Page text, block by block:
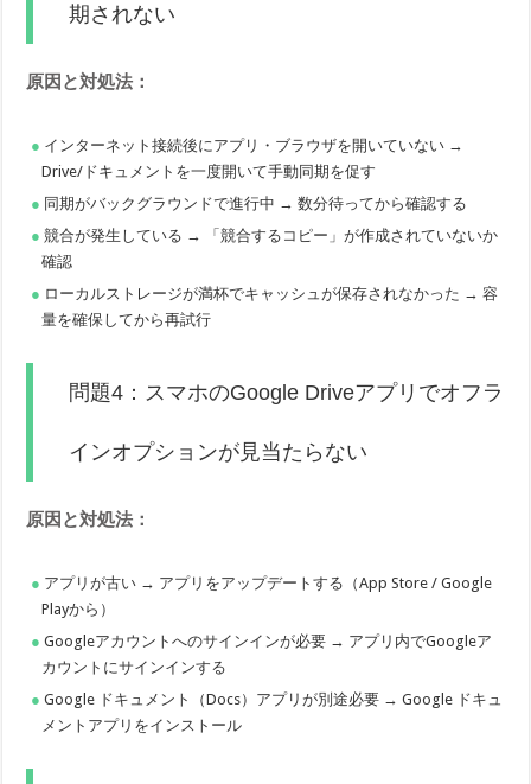
期されない
原因と対処法：
インターネット接続後にアプリ・ブラウザを開いていない →
Drive/ドキュメントを一度開いて手動同期を促す
同期がバックグラウンドで進行中 → 数分待ってから確認する
競合が発生している → 「競合するコピー」が作成されていないか
確認
ローカルストレージが満杯でキャッシュが保存されなかった → 容
量を確保してから再試行
問題4：スマホのGoogle Driveアプリでオフラ
インオプションが見当たらない
原因と対処法：
アプリが古い → アプリをアップデートする（App Store / Google
Playから）
Googleアカウントへのサインインが必要 → アプリ内でGoogleア
カウントにサインインする
Google ドキュメント（Docs）アプリが別途必要 → Google ドキュ
メントアプリをインストール